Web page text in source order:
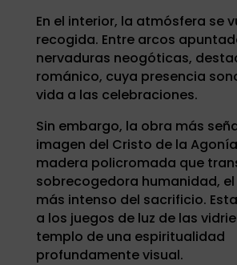
En el interior, la atmósfera se
recogida. Entre arcos
nervaduras neogóticas,
románico, cuya presencia
vida a las celebraciones.
Sin embargo, la obra más
imagen del Cristo de la
madera policromada que
sobrecogedora humanidad,
más intenso del sacrificio.
a los juegos de luz de las
templo de una espiritualidad
profundamente visual.